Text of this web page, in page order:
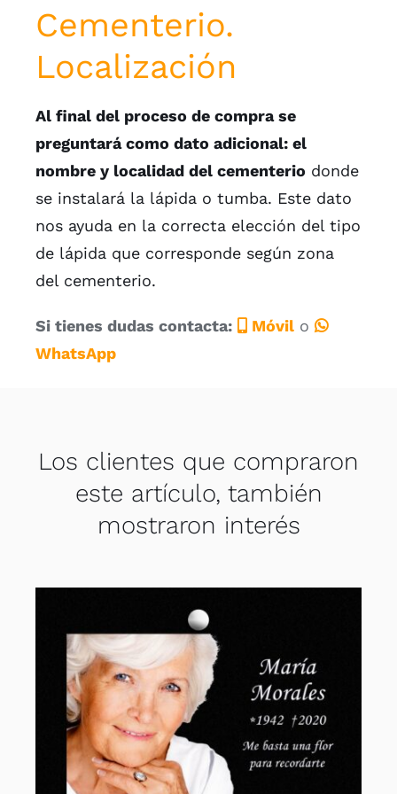
Cementerio.
Localización
Al final del proceso de compra se
preguntará como dato adicional: el
nombre y localidad del cementeriodonde
se instalará la lápida o tumba. Este dato
nos ayuda en la correcta elección del tipo
de lápida que corresponde según zona
del cementerio.
Si tienes dudas contacta: Móvilo
WhatsApp
Los clientes que compraron
este artículo, también
mostraron interés
VER OPCIONES
/
DETALLES